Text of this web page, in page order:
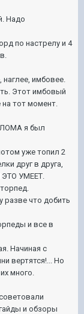
Надо
по настрелу и 4
имбовее.
Этот имбовый
тот момент.
я был
уже топил 2
друг в друга,
ЭТО УМЕЕТ.
разве что добить
и все в
Начиная с
вертятся!... Но
много.
и обзоры